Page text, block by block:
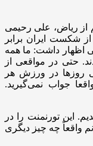
از ریاض، علی رحیمی
شکست ایران برابر
اظهار داشت: ما همه
حتی در مواقعی از
روزها در ورزش هر
جواب نمی‌گیرید.
این تورنمنت را در
واقعاً چه چیز دیگری